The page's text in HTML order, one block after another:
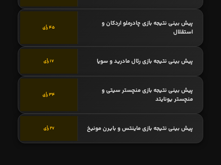
پیش بینی نتیجه بازی چادرملو اردکان و
استقلال
45 رأی
پیش بینی نتیجه بازی رئال مادرید و سویا 17 رأی
پیش بینی نتیجه بازی منچستر سیتی و
منچستر یونایتد
34 رأی
پیش بینی نتیجه بازی ماینتس و بایرن مونیخ 27 رأی